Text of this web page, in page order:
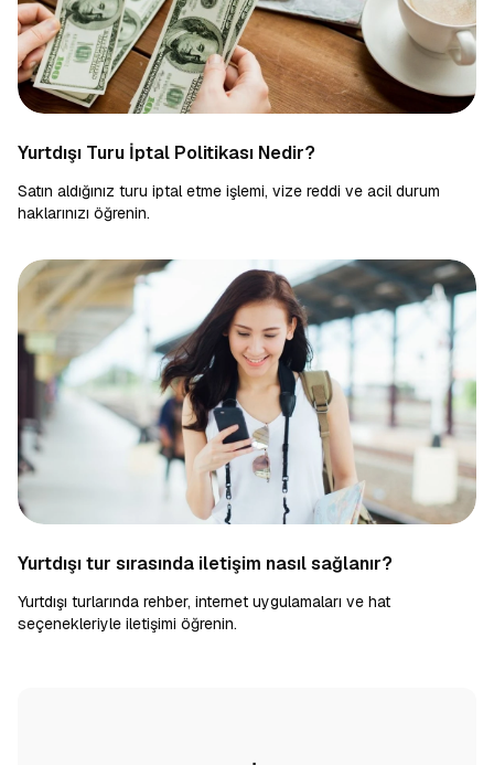
Yurtdışı Turu İptal Politikası Nedir?
Satın aldığınız turu iptal etme işlemi, vize reddi ve acil durum
haklarınızı öğrenin.
Yurtdışı tur sırasında iletişim nasıl sağlanır?
Yurtdışı turlarında rehber, internet uygulamaları ve hat
seçenekleriyle iletişimi öğrenin.